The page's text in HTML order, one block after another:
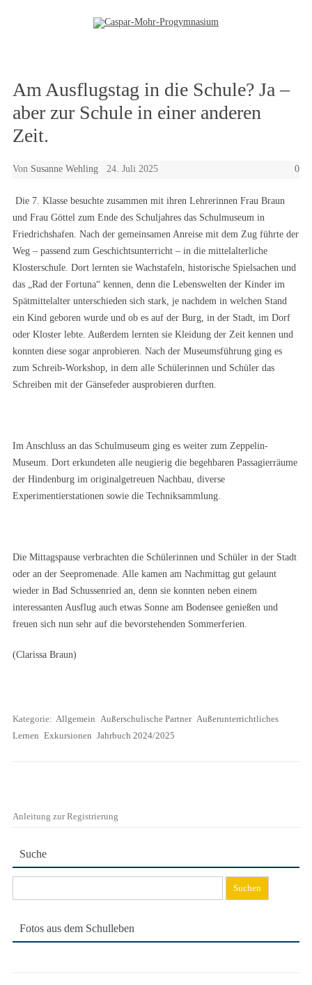
Am Ausflugstag in die Schule? Ja –
aber zur Schule in einer anderen
Zeit.
Von Susanne Wehling 24. Juli 2025 0
Die 7. Klasse besuchte zusammen mit ihren Lehrerinnen Frau Braun
und Frau Göttel zum Ende des Schuljahres das Schulmuseum in
Friedrichshafen. Nach der gemeinsamen Anreise mit dem Zug führte der
Weg – passend zum Geschichtsunterricht – in die mittelalterliche
Klosterschule. Dort lernten sie Wachstafeln, historische Spielsachen und
das „Rad der Fortuna“ kennen, denn die Lebenswelten der Kinder im
Spätmittelalter unterschieden sich stark, je nachdem in welchen Stand
ein Kind geboren wurde und ob es auf der Burg, in der Stadt, im Dorf
oder Kloster lebte. Außerdem lernten sie Kleidung der Zeit kennen und
konnten diese sogar anprobieren. Nach der Museumsführung ging es
zum Schreib-Workshop, in dem alle Schülerinnen und Schüler das
Schreiben mit der Gänsefeder ausprobieren durften.
Im Anschluss an das Schulmuseum ging es weiter zum Zeppelin-
Museum. Dort erkundeten alle neugierig die begehbaren Passagierräume
der Hindenburg im originalgetreuen Nachbau, diverse
Experimentierstationen sowie die Techniksammlung.
Die Mittagspause verbrachten die Schülerinnen und Schüler in der Stadt
oder an der Seepromenade. Alle kamen am Nachmittag gut gelaunt
wieder in Bad Schussenried an, denn sie konnten neben einem
interessanten Ausflug auch etwas Sonne am Bodensee genießen und
freuen sich nun sehr auf die bevorstehenden Sommerferien.
(Clarissa Braun)
Kategorie: Allgemein Außerschulische Partner Außerunterrichtliches
Lernen Exkursionen Jahrbuch 2024/2025
Anleitung zur Registrierung
Suche
nach:
Fotos aus dem Schulleben